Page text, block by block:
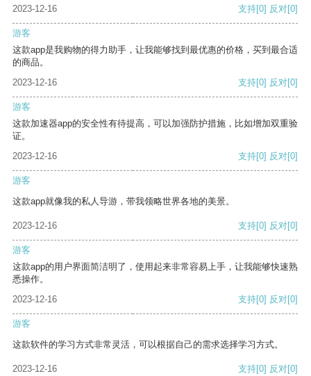
2023-12-16 支持[0] 反对[0]
游客
这款app是我购物的得力助手，让我能够找到最优惠的价格，买到最合适
的商品。
2023-12-16
支持[0] 反对[0]
游客
这款加速器app的安全性有待提高，可以加强防护措施，比如增加双重验
证。
2023-12-16
支持[0] 反对[0]
游客
这款app就像我的私人导游，带我领略世界各地的美景。
2023-12-16 支持[0] 反对[0]
游客
这款app的用户界面简洁明了，使用起来非常容易上手，让我能够快速熟
悉操作。
2023-12-16
支持[0] 反对[0]
游客
这款软件的学习方式非常灵活，可以根据自己的需求选择学习方式。
2023-12-16 支持[0] 反对[0]